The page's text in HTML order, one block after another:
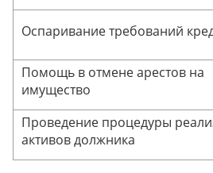
Совет от эксперта
Совет от эксперта
Рекомендация от юриста
Совет от эксперта
Совет от эксперта
Оспаривание требований
Помощь в отмене арестов на
имущество
Проведение процедуры
активов должника